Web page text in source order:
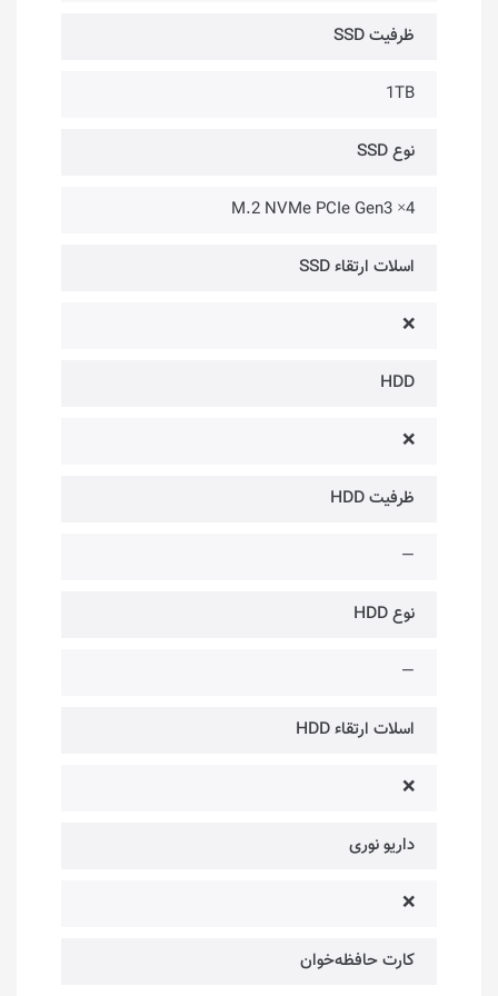
ظرفیت SSD
1TB
نوع SSD
M.2 NVMe PCIe Gen3 ×4
اسلات ارتقاء SSD
❌
HDD
❌
ظرفیت HDD
—
نوع HDD
—
اسلات ارتقاء HDD
❌
داریو نوری
❌
کارت حافظه‌خوان